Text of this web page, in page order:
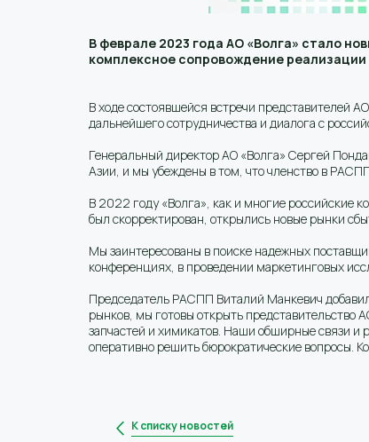
В феврале 2023 года АО «Волга» стало
комплексное сопровождение
В ходе состоявшейся встречи представителей
дальнейшего сотрудничества и диалога с
Генеральный директор АО «Волга» Сергей
Азии, и мы убеждены в том, что членство в
В 2022 году «Волга», как и многие российские
был скорректирован, открылись новые рынки
Мы заинтересованы в поиске надежных
конференциях, в проведении маркетинговых
Председатель РАСПП Виталий Манкевич
рынков, мы готовы открыть представительство
запчастей и химикатов. Наши обширные связи
оперативно решить бюрократические вопросы.
К списку новостей